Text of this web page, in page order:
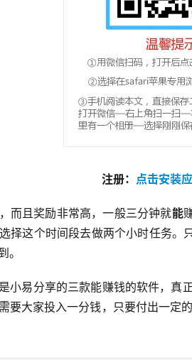
注册： 点击安装
而且奖励非常高，一般三分钟就能
择这个时间段去做两个小时任务。
。
小易分享的三款能赚钱的软件，
要大家投入一分钱，只要付出一定